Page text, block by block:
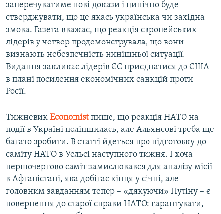
заперечуватиме нові докази і цинічно буде
стверджувати, що це якась українська чи західна
змова. Газета вважає, що реакція європейських
лідерів у четвер продемонструвала, що вони
визнають небезпечність нинішньої ситуації.
Видання закликає лідерів ЄС приєднатися до США
в плані посилення економічних санкцій проти
Росії.
Тижневик Economistпише, що реакція НАТО на
події в Україні поліпшилась, але Альянсові треба ще
багато зробити. В статті йдеться про підготовку до
саміту НАТО в Уельсі наступного тижня. І хоча
першочергово саміт замислювався для аналізу місії
в Афганістані, яка добігає кінця у січні, але
головним завданням тепер – «дякуючи» Путіну – є
повернення до старої справи НАТО: гарантувати,